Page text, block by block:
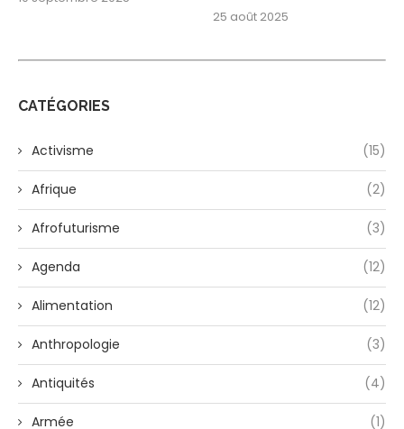
25 août 2025
CATÉGORIES
Activisme (15)
Afrique (2)
Afrofuturisme (3)
Agenda (12)
Alimentation (12)
Anthropologie (3)
Antiquités (4)
Armée (1)